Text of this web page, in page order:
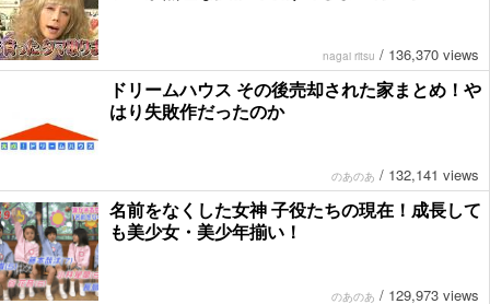
nagai ritsu / 136,370 views
ドリームハウス その後売却された家まとめ！や
はり失敗作だったのか
のあのあ / 132,141 views
名前をなくした女神 子役たちの現在！成長して
も美少女・美少年揃い！
のあのあ / 129,973 views